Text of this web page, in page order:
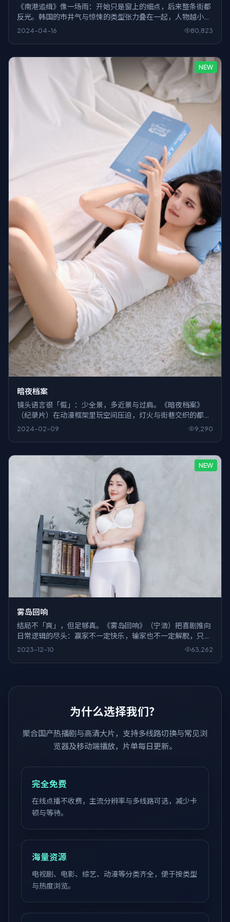
《南港追缉》像一场雨：开始只是窗上的细点，后来整条街都
反光。韩国的市井气与惊悚的类型张力叠在一起，人物越小，
风暴越近。
2024-04-16 80,823
NEW
暗夜档案
镜头语言很「倔」：少全景，多近景与过肩。《暗夜档案》
（纪录片）在动漫框架里玩空间压迫，灯火与街巷交织的都市
既是背景，也像另一个会呼吸的角色。
2024-02-09 9,290
NEW
雾岛回响
结局不「爽」，但足够真。《雾岛回响》（宁浩）把喜剧推向
日常逻辑的尽头：赢家不一定快乐，输家也不一定解脱，只剩
观众自己消化。
2023-12-10 63,262
为什么选择我们？
聚合国产热播剧与高清大片，支持多线路切换与常见浏
览器及移动端播放，片单每日更新。
完全免费
在线点播不收费，主流分辨率与多线路可选，减少卡
顿与等待。
海量资源
电视剧、电影、综艺、动漫等分类齐全，便于按类型
与热度浏览。